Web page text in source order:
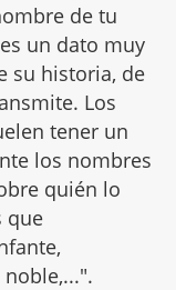
de tu
un dato muy
su historia, de
Los
tener un
los nombres
quién lo
que